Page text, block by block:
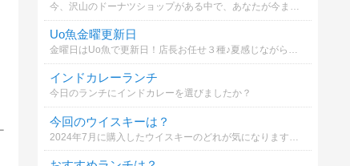
今、沢山のドーナツショップがある中で、あなたが今まで食べたドーナツで一番感動したのは？
Uo魚金曜更新日
金曜日はUo魚で更新日！店長お任せ３種♪夏感じながらレモンサワー🍋大瓶も一本？
インドカレーランチ
今日のランチにインドカレーを選びましたか？
今回のウイスキーは？